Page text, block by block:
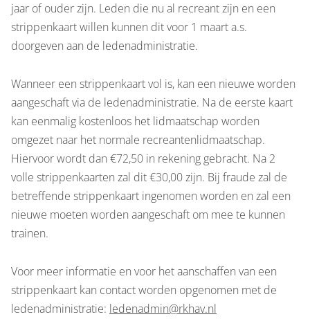
jaar of ouder zijn. Leden die nu al recreant zijn en een
strippenkaart willen kunnen dit voor 1 maart a.s.
doorgeven aan de ledenadministratie.
Wanneer een strippenkaart vol is, kan een nieuwe worden
aangeschaft via de ledenadministratie. Na de eerste kaart
kan eenmalig kostenloos het lidmaatschap worden
omgezet naar het normale recreantenlidmaatschap.
Hiervoor wordt dan €72,50 in rekening gebracht. Na 2
volle strippenkaarten zal dit €30,00 zijn. Bij fraude zal de
betreffende strippenkaart ingenomen worden en zal een
nieuwe moeten worden aangeschaft om mee te kunnen
trainen.
Voor meer informatie en voor het aanschaffen van een
strippenkaart kan contact worden opgenomen met de
ledenadministratie: ledenadmin@rkhav.nl